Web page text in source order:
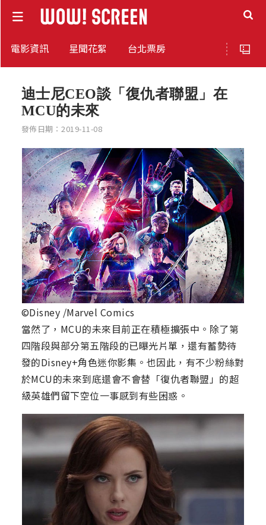
電影資訊 星聞花絮 台北票房
迪士尼CEO談「復仇者聯盟」在
MCU的未來
發佈日期：2019-11-08
©Disney /Marvel Comics
當然了，MCU的未來目前正在積極擴張中。除了第
四階段與部分第五階段的已曝光片單，還有蓄勢待
發的Disney+角色迷你影集。也因此，有不少粉絲對
於MCU的未來到底還會不會替「復仇者聯盟」的超
級英雄們留下空位一事感到有些困惑。